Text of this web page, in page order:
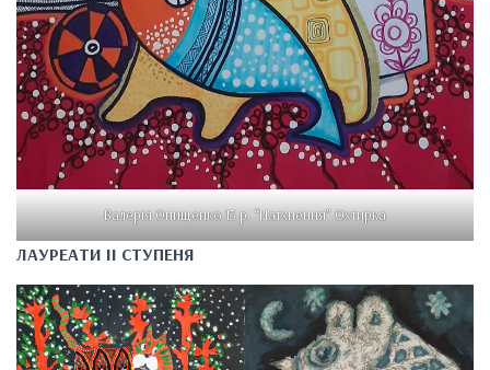
Валерія Онищенко 15 р. “Натхнення” Охтирка
ЛАУРЕАТИ II СТУПЕНЯ